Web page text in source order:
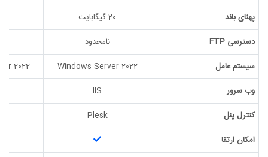
پهنای باند
20 گیگابایت
دسترسی FTP
نامحدود
سیستم عامل
Windows Server 2022
2022
وب سرور
IIS
کنترل پنل
Plesk
امکان ارتقا